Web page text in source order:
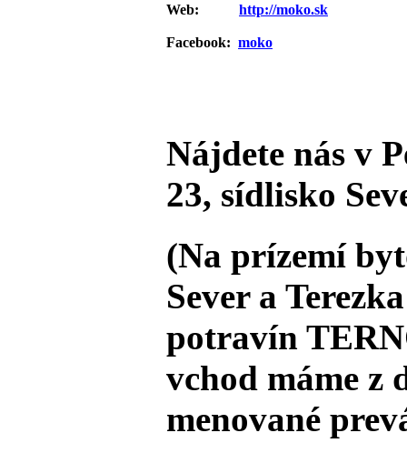
Web: http://moko.sk
Facebook: moko
Nájdete nás v
23, sídlisko
(Na prízemí
Sever a
potravín
vchod máme z
menované